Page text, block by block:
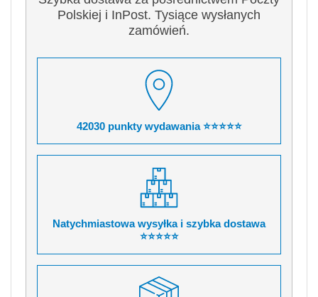
Polskiej i InPost. Tysiące wysłanych
zamówień.
42030 punkty wydawania ⭐⭐⭐⭐⭐
Natychmiastowa wysyłka i szybka dostawa
⭐⭐⭐⭐⭐